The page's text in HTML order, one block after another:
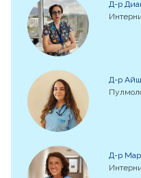
Д-р
Д-р
Д-р